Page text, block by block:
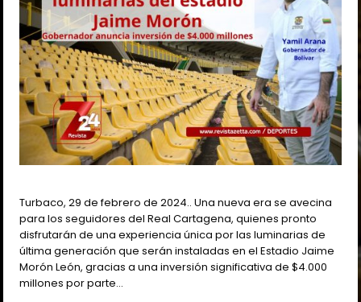
Turbaco, 29 de febrero de 2024.. Una nueva era se avecina
para los seguidores del Real Cartagena, quienes pronto
disfrutarán de una experiencia única por las luminarias de
última generación que serán instaladas en el Estadio Jaime
Morón León, gracias a una inversión significativa de $4.000
millones por parte…